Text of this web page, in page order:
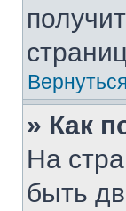
» Как
На
быть